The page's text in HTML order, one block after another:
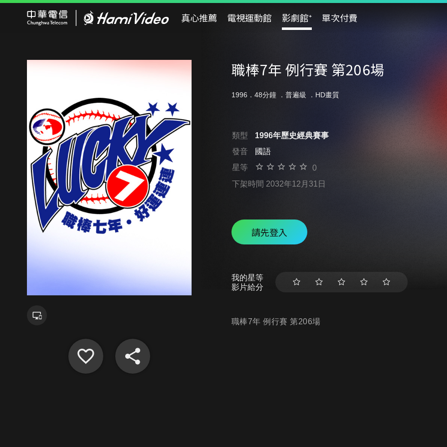
真心推薦 電視運動館 影劇館⁺ 單次付費
職棒7年 例行賽 第206場
1996．48分鐘 ． 普遍級 ．HD畫質
類型
1996年歷史經典賽事
發音
國語
星等
0
下架時間 2032年12月31日
請先登入
我的星等
影片給分
職棒7年 例行賽 第206場